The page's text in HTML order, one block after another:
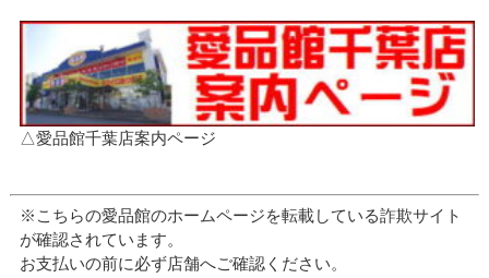
△愛品館千葉店案内ページ
※こちらの愛品館のホームページを転載している詐欺サイト
が確認されています。
お支払いの前に必ず店舗へご確認ください。